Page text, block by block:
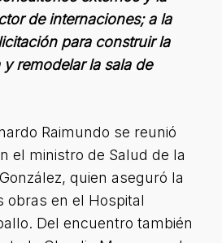
de internaciones; a la
para construir la
remodelar la sala de
Raimundo se reunió
el ministro de Salud de la
quien aseguró la
obras en el Hospital
Del encuentro también